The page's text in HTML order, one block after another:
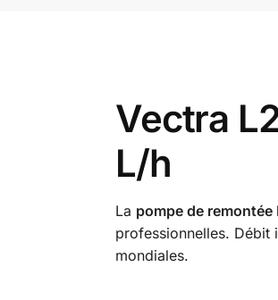
Vectra
L/h
La pompe de remontée
professionnelles. Débit
mondiales.